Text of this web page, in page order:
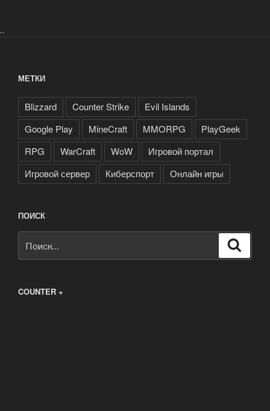
..
МЕТКИ
Blizzard Counter Strike
Evil Islands
Google Play
MineCraft MMORPG
PlayGeek
RPG
WarCraft WoW
Игровой портал
Игровой сервер
Киберспорт Онлайн игры
ПОИСК
COUNTER +